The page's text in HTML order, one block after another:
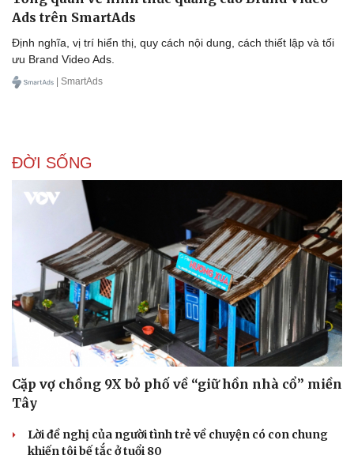
Ads trên SmartAds
Định nghĩa, vị trí hiển thị, quy cách nội dung, cách thiết lập và tối
ưu Brand Video Ads.
| SmartAds
ĐỜI SỐNG
Cặp vợ chồng 9X bỏ phố về “giữ hồn nhà cổ” miền
Tây
Lời đề nghị của người tình trẻ về chuyện có con chung
khiến tôi bế tắc ở tuổi 80